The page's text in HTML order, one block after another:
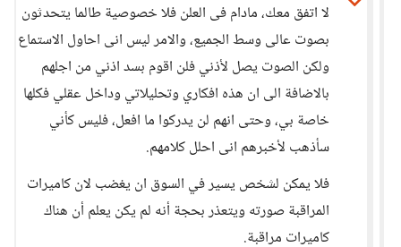
لا اتفق معك، مادام فى العلن فلا خصوصية طالما يتحدثون
بصوت عالى وسط الجميع، والامر ليس انى احاول الاستماع
ولكن الصوت يصل لأذني فلن اقوم بسد اذني من اجلهم
بالاضافة الى ان هذه افكاري وتحليلاتي وداخل عقلي فكلها
خاصة بي، وحتى انهم لن يدركوا ما افعل، فليس كأني
سأذهب لأخبرهم انى احلل كلامهم.
فلا يمكن لشخص يسير في السوق ان يغضب لان كاميرات
المراقبة صورته ويتعذر بحجة أنه لم يكن يعلم أن هناك
كاميرات مراقبة.